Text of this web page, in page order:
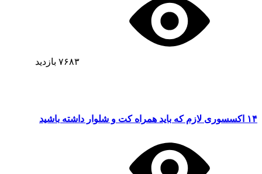
۷۶۸۳ بازدید
۱۴ اکسسوری‌ لازم که باید همراه کت و شلوار داشته باشید